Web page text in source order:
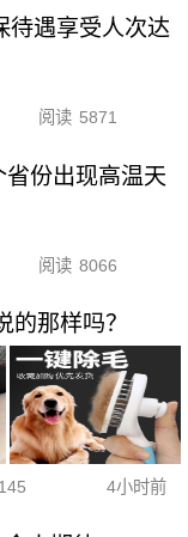
待遇享受人次达
阅读 5871
份出现高温天
阅读 8066
那样吗？
4小时前